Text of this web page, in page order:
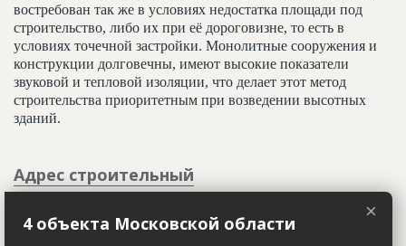
востребован так же в условиях недостатка площади под
строительство, либо их при её дороговизне, то есть в
условиях точечной застройки. Монолитные сооружения и
конструкции долговечны, имеют высокие показатели
звуковой и тепловой изоляции, что делает этот метод
строительства приоритетным при возведении высотных
зданий.
Адрес строительный
официального адреса дома до окончания строительства,
×
4 объекта Московской области